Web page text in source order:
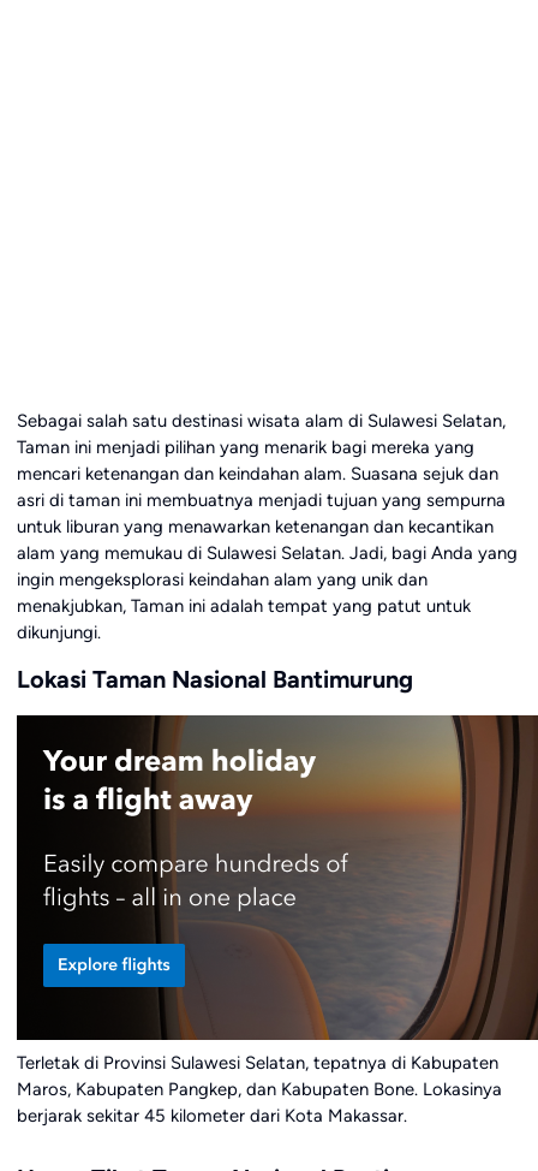
Sebagai salah satu destinasi wisata alam di Sulawesi Selatan,
Taman ini menjadi pilihan yang menarik bagi mereka yang
mencari ketenangan dan keindahan alam. Suasana sejuk dan
asri di taman ini membuatnya menjadi tujuan yang sempurna
untuk liburan yang menawarkan ketenangan dan kecantikan
alam yang memukau di Sulawesi Selatan. Jadi, bagi Anda yang
ingin mengeksplorasi keindahan alam yang unik dan
menakjubkan, Taman ini adalah tempat yang patut untuk
dikunjungi.
Lokasi Taman Nasional Bantimurung
Terletak di Provinsi Sulawesi Selatan, tepatnya di Kabupaten
Maros, Kabupaten Pangkep, dan Kabupaten Bone. Lokasinya
berjarak sekitar 45 kilometer dari Kota Makassar.